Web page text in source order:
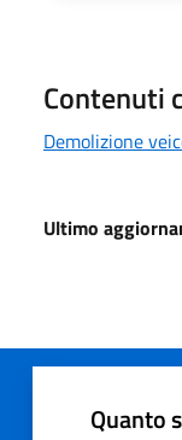
Contenuti
Demolizione
Ultimo
Quanto